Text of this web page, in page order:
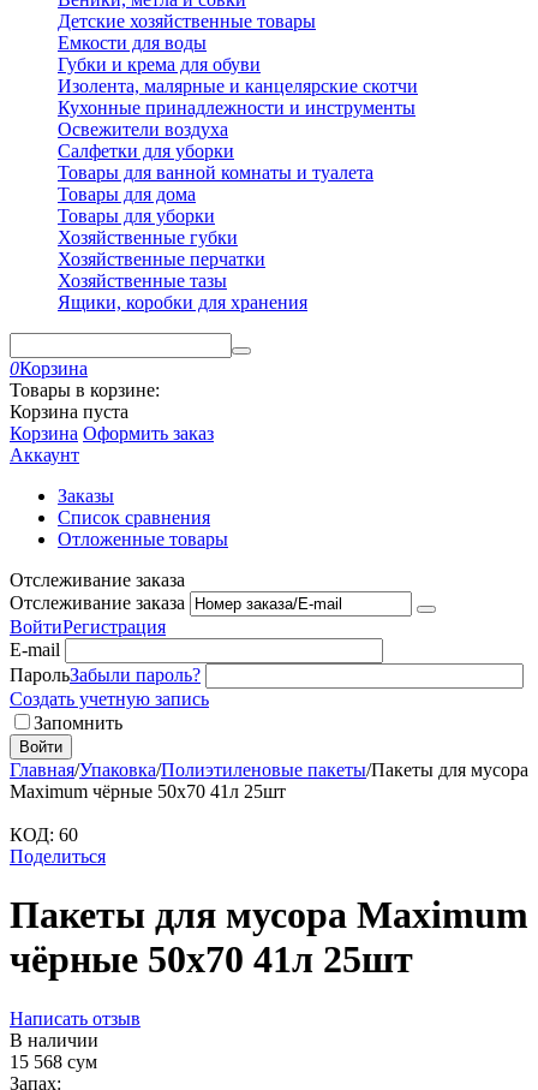
Детские хозяйственные товары
Емкости для воды
Губки и крема для обуви
Изолента, малярные и канцелярские скотчи
Кухонные принадлежности и инструменты
Освежители воздуха
Салфетки для уборки
Товары для ванной комнаты и туалета
Товары для дома
Товары для уборки
Хозяйственные губки
Хозяйственные перчатки
Хозяйственные тазы
Ящики, коробки для хранения
0Корзина
Товары в корзине:
Корзина пуста
Корзина Оформить заказ
Аккаунт
Заказы
Список сравнения
Отложенные товары
Отслеживание заказа
Отслеживание заказа
ВойтиРегистрация
E-mail
ПарольЗабыли пароль?
Создать учетную запись
Запомнить
Войти
Главная/Упаковка/Полиэтиленовые пакеты/Пакеты для мусора
Maximum чёрные 50х70 41л 25шт
КОД: 60
Поделиться
Пакеты для мусора Maximum
чёрные 50х70 41л 25шт
Написать отзыв
В наличии
15 568 сум
Запах: